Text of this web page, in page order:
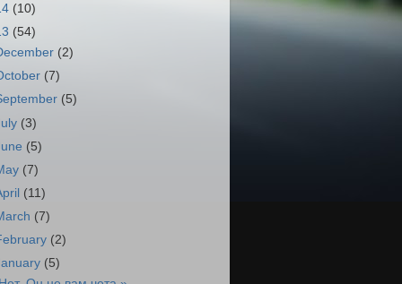
(10)
(54)
(2)
(7)
(5)
(3)
(5)
(7)
(11)
(7)
(2)
(5)